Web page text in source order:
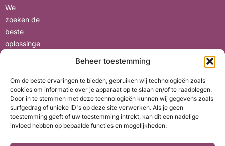
Beheer toestemming
Om de beste ervaringen te bieden, gebruiken wij technologieën zoals
cookies om informatie over je apparaat op te slaan en/of te raadplegen.
Door in te stemmen met deze technologieën kunnen wij gegevens zoals
surfgedrag of unieke ID's op deze site verwerken. Als je geen
toestemming geeft of uw toestemming intrekt, kan dit een nadelige
invloed hebben op bepaalde functies en mogelijkheden.
We
zoeken de
beste
oplossinge
met oog
voor uw
wensen en
belangen.